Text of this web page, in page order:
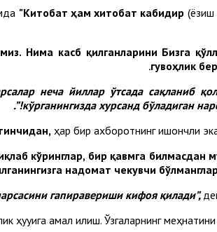
"Китобат ҳам хитобат кабидир (ёзиш
Нима касб қилганларини Бизга
гувоҳлик
неча йиллар ўтсада сақланиб
кўрганингизда хурсанд бўладиган
ҳар бир ахборотнинг ишончли
кўринглар, бир қавмга билмасдан
надомат чекувчи
гапиравериши кифоя қилади”,
ҳуқуқига амал қилиш. Ўзгаларнинг